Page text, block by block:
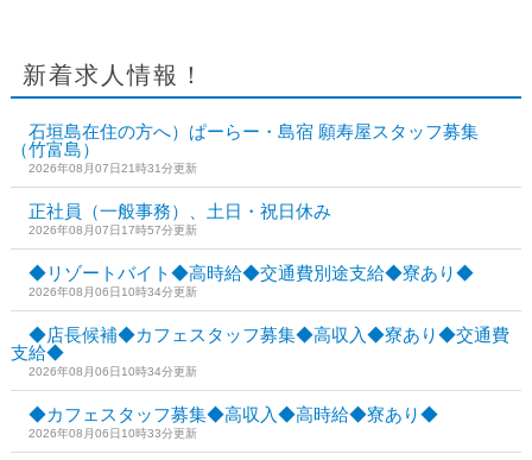
新着求人情報！
石垣島在住の方へ）ぱーらー・島宿 願寿屋スタッフ募集
（竹富島）
2026年08月07日21時31分更新
正社員（一般事務）、土日・祝日休み
2026年08月07日17時57分更新
◆リゾートバイト◆高時給◆交通費別途支給◆寮あり◆
2026年08月06日10時34分更新
◆店長候補◆カフェスタッフ募集◆高収入◆寮あり◆交通費
支給◆
2026年08月06日10時34分更新
◆カフェスタッフ募集◆高収入◆高時給◆寮あり◆
2026年08月06日10時33分更新